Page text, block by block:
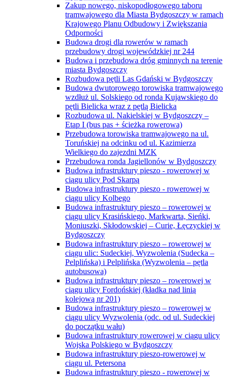
Zakup nowego, niskopodłogowego taboru
tramwajowego dla Miasta Bydgoszczy w ramach
Krajowego Planu Odbudowy i Zwiększania
Odporności
Budowa drogi dla rowerów w ramach
przebudowy drogi wojewódzkiej nr 244
Budowa i przebudowa dróg gminnych na terenie
miasta Bydgoszczy
Rozbudowa pętli Las Gdański w Bydgoszczy
Budowa dwutorowego torowiska tramwajowego
wzdłuż ul. Solskiego od ronda Kujawskiego do
pętli Bielicka wraz z pętlą Bielicka
Rozbudowa ul. Nakielskiej w Bydgoszczy –
Etap I (bus pas + ścieżka rowerowa)
Przebudowa torowiska tramwajowego na ul.
Toruńskiej na odcinku od ul. Kazimierza
Wielkiego do zajezdni MZK
Przebudowa ronda Jagiellonów w Bydgoszczy
Budowa infrastruktury pieszo - rowerowej w
ciągu ulicy Pod Skarpą
Budowa infrastruktury pieszo - rowerowej w
ciągu ulicy Kolbego
Budowa infrastruktury pieszo – rowerowej w
ciągu ulicy Krasińskiego, Markwarta, Sieńki,
Moniuszki, Skłodowskiej – Curie, Łęczyckiej w
Bydgoszczy
Budowa infrastruktury pieszo – rowerowej w
ciągu ulic: Sudeckiej, Wyzwolenia (Sudecka –
Pelplińska) i Pelplińska (Wyzwolenia – pętla
autobusowa)
Budowa infrastruktury pieszo – rowerowej w
ciągu ulicy Fordońskiej (kładka nad linią
kolejową nr 201)
Budowa infrastruktury pieszo – rowerowej w
ciągu ulicy Wyzwolenia (odc. od ul. Sudeckiej
do początku wału)
Budowa infrastruktury rowerowej w ciągu ulicy
Wojska Polskiego w Bydgoszczy
Budowa infrastruktury pieszo-rowerowej w
ciągu ul. Petersona
Budowa infrastruktury pieszo - rowerowej w